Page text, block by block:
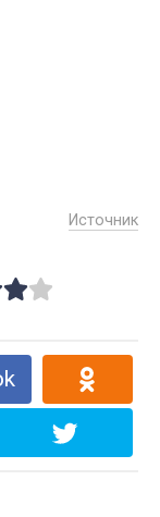
Источник